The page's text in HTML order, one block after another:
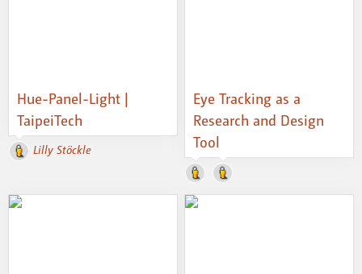
Hue-Panel-Light |
TaipeiTech
Lilly Stöckle
Eye Tracking as a
Research and Design
Tool